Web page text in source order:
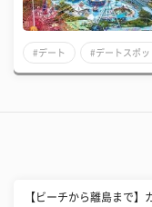
#デート #デートスポッ
【ビーチから離島まで